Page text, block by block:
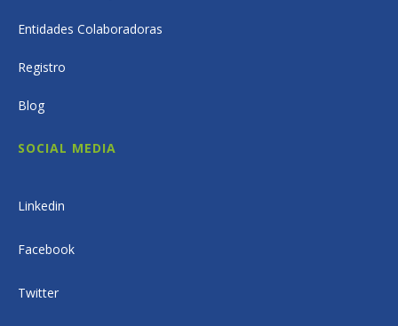
Entidades Colaboradoras
Registro
Blog
SOCIAL MEDIA
Linkedin
Facebook
Twitter